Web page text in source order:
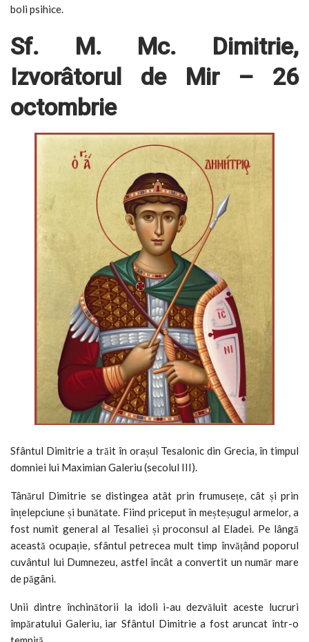
boli psihice.
Sf. M. Mc. Dimitrie,
Izvorâtorul de Mir – 26
octombrie
Sfântul Dimitrie a trăit în orașul Tesalonic din Grecia, în timpul
domniei lui Maximian Galeriu (secolul III).
Tânărul Dimitrie se distingea atât prin frumusețe, cât și prin
înțelepciune și bunătate. Fiind priceput în meșteșugul armelor, a
fost numit general al Tesaliei și proconsul al Eladei. Pe lângă
această ocupație, sfântul petrecea mult timp învățând poporul
cuvântul lui Dumnezeu, astfel încât a convertit un număr mare
de păgâni.
Unii dintre închinătorii la idoli i-au dezvăluit aceste lucruri
împăratului Galeriu, iar Sfântul Dimitrie a fost aruncat într-o